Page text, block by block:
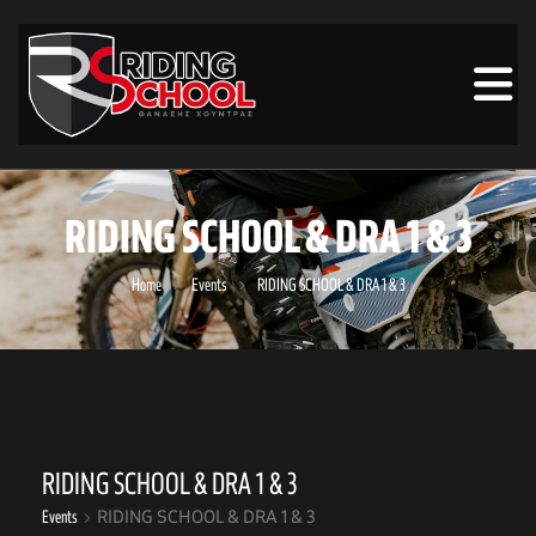
RIDING SCHOOL & DRA 1 & 3
Home Events RIDING SCHOOL & DRA 1 & 3
RIDING SCHOOL & DRA 1 & 3
Events RIDING SCHOOL & DRA 1 & 3